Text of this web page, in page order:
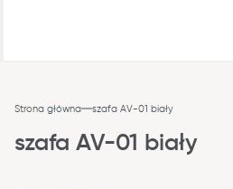
Strona główna szafa AV-01 biały
szafa AV-01 biały